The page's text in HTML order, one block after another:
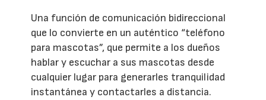
Una función de comunicación bidireccional
que lo convierte en un auténtico “teléfono
para mascotas”, que permite a los dueños
hablar y escuchar a sus mascotas desde
cualquier lugar para generarles tranquilidad
instantánea y contactarles a distancia.